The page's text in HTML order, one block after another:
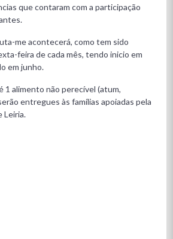
que contaram com a participação
me acontecerá, como tem sido
feira de cada mês, tendo inicio em
em junho.
1 alimento não perecível (atum,
entregues às famílias apoiadas pela
Leiria.